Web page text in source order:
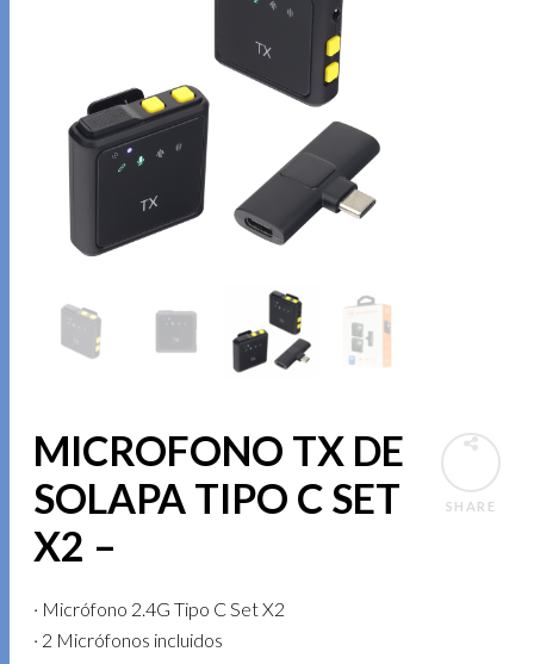
SHARE
MICROFONO TX DE
SOLAPA TIPO C SET
X2 –
· Micrófono 2.4G Tipo C Set X2
· 2 Micrófonos incluidos